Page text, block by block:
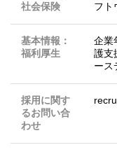
社会保険
フト
基本情報：
福利厚生
企業
護支
ース
採用に関す
るお問い合
わせ